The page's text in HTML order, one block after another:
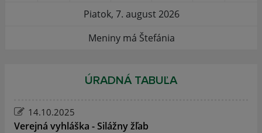
Piatok, 7. august 2026
Meniny má Štefánia
ÚRADNÁ TABUĽA
14.10.2025
Verejná vyhláška - Silážny žľab